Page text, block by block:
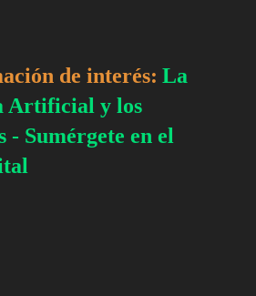
de interés: La
Artificial y los
- Sumérgete en el